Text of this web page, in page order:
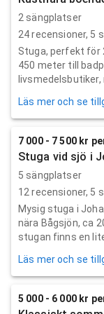
2 sängplatser
24recensioner, 5
Stuga, perfekt för
450 meter till
livsmedelsbutiker,
Läs mer och se
7 000 - 7 500 kr
Stuga vid sjö i
5 sängplatser
12 recensioner, 5
Mysig stuga i
nära Bågsjön, ca
stugan finns en
Läs mer och se
5 000 - 6 000 kr